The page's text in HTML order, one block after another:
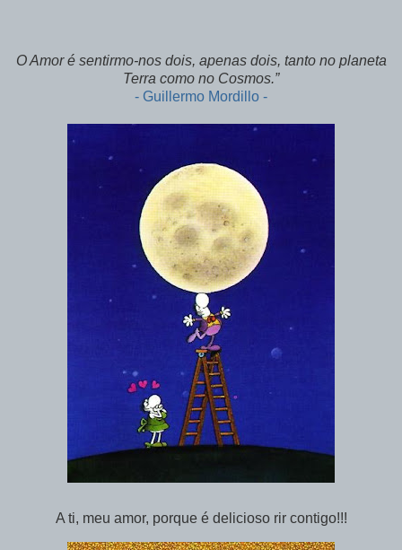
O Amor é sentirmo-nos dois, apenas dois, tanto no planeta
Terra como no Cosmos.”
- Guillermo Mordillo -
A ti, meu amor, porque é delicioso rir contigo!!!